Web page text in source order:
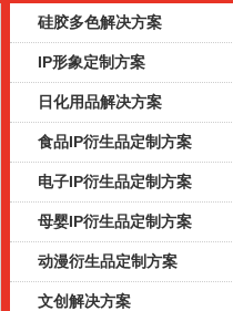
硅胶多色解决方案
IP形象定制方案
日化用品解决方案
食品IP衍生品定制方案
电子IP衍生品定制方案
母婴IP衍生品定制方案
动漫衍生品定制方案
文创解决方案